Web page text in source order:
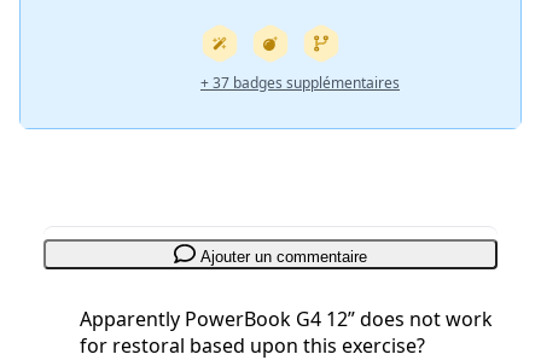
+ 37 badges supplémentaires
Ajouter un commentaire
Apparently PowerBook G4 12” does not work
for restoral based upon this exercise?